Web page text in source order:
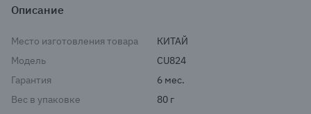
Описание
Место изготовления товара
КИТАЙ
Модель
CU824
Гарантия
6 мес.
Вес в упаковке
80 г